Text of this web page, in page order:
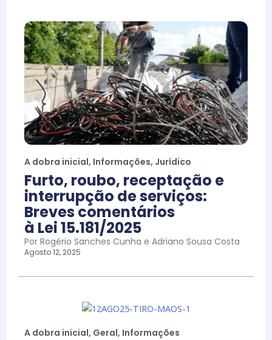
A dobra inicial, Informações, Jurídico
Furto, roubo, receptação e
interrupção de serviços:
Breves comentários
à Lei 15.181/2025
Por Rogério Sanches Cunha e Adriano Sousa Costa
Agosto 12, 2025
A dobra inicial, Geral, Informações